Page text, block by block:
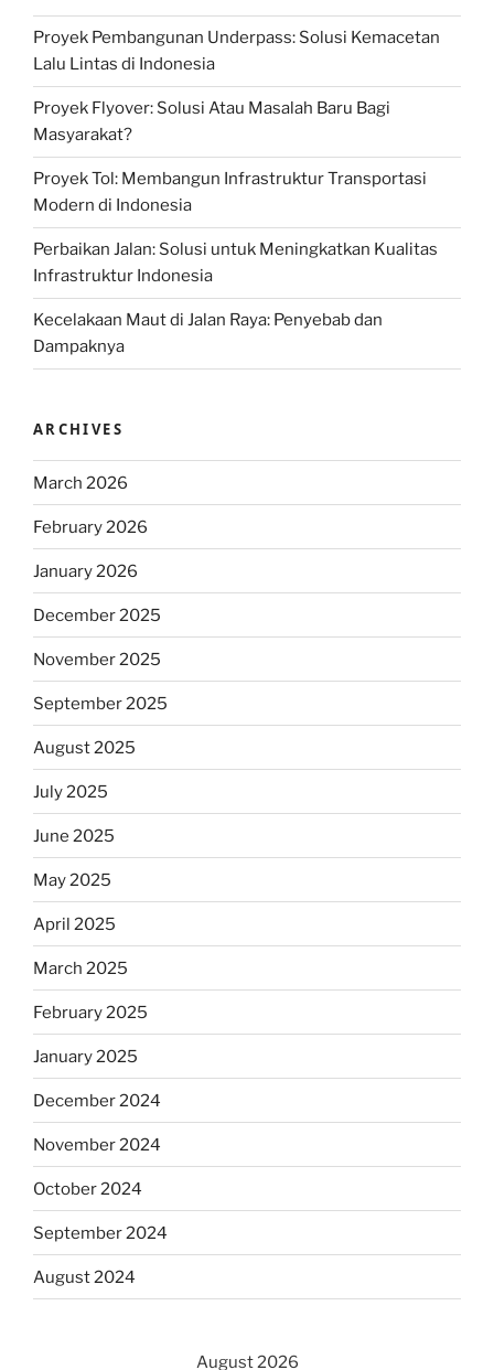
Proyek Pembangunan Underpass: Solusi Kemacetan
Lalu Lintas di Indonesia
Proyek Flyover: Solusi Atau Masalah Baru Bagi
Masyarakat?
Proyek Tol: Membangun Infrastruktur Transportasi
Modern di Indonesia
Perbaikan Jalan: Solusi untuk Meningkatkan Kualitas
Infrastruktur Indonesia
Kecelakaan Maut di Jalan Raya: Penyebab dan
Dampaknya
ARCHIVES
March 2026
February 2026
January 2026
December 2025
November 2025
September 2025
August 2025
July 2025
June 2025
May 2025
April 2025
March 2025
February 2025
January 2025
December 2024
November 2024
October 2024
September 2024
August 2024
August 2026